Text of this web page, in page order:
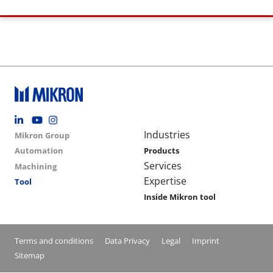
Footer social
Group menu
Mikron Group
Automation
Machining
Tool
Main navigation
Industries
Products
Services
Expertise
Inside Mikron tool
Conditions footer menu
Terms and conditions Data Privacy Legal
Imprint
Sitemap